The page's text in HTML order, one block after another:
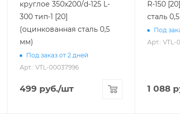
круглое 350х200/d-125 L-
300 тип-1 [20]
(оцинкованная сталь 0,5
мм)
Под заказ от 2 дней
Арт.: VTL-00037996
499 руб./шт
R-150
сталь
Под
Арт.: VTL-
1 088